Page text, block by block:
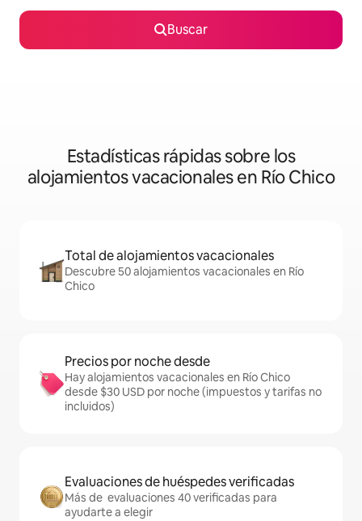
Buscar
Estadísticas rápidas sobre los
alojamientos vacacionales en Río Chico
Total de alojamientos vacacionales
Descubre 50 alojamientos vacacionales en Río
Chico
Precios por noche desde
Hay alojamientos vacacionales en Río Chico
desde $30 USD por noche (impuestos y tarifas no
incluidos)
Evaluaciones de huéspedes verificadas
Más de evaluaciones 40 verificadas para
ayudarte a elegir